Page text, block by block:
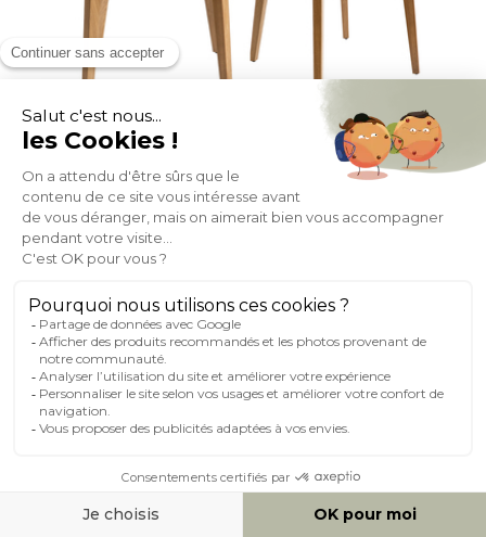
Chaises vintage en bois clair chêne et tissu gris clair (lot de 2)
Expedié en 24h/72h
(26)
- 16%
310,79
+ 5
NOUVEAUTÉ